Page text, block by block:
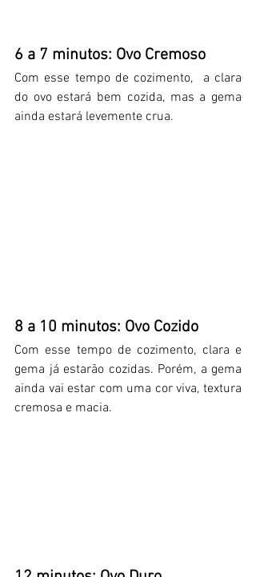
6 a 7 minutos: Ovo Cremoso
Com esse tempo de cozimento,  a clara
do ovo estará bem cozida, mas a gema
ainda estará levemente crua.
8 a 10 minutos: Ovo Cozido
Com esse tempo de cozimento, clara e
gema já estarão cozidas. Porém, a gema
ainda vai estar com uma cor viva, textura
cremosa e macia.